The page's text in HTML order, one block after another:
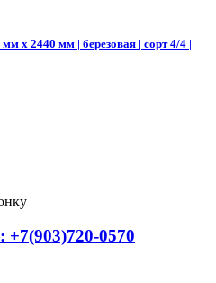
х 2440 мм | березовая | сорт 4/4 |
+7(903)720-0570